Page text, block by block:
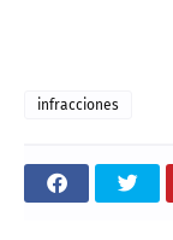
infracciones